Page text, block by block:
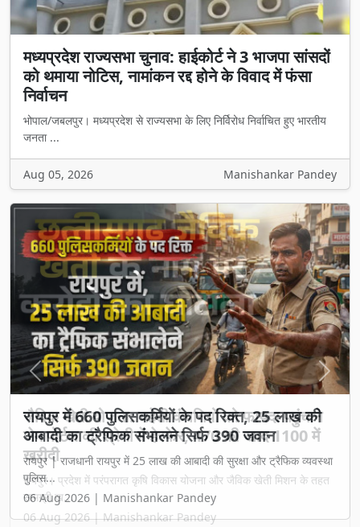
मध्यप्रदेश राज्यसभा चुनाव: हाईकोर्ट ने 3 भाजपा सांसदों
को थमाया नोटिस, नामांकन रद्द होने के विवाद में फंसा
निर्वाचन
भोपाल/जबलपुर। मध्यप्रदेश से राज्यसभा के लिए निर्विरोध निर्वाचित हुए भारतीय
जनता ...
Aug 05, 2026 Manishankar Pandey
जैविक खेती योजना: चहेती कंपनियों को फायदा पहुंचाने
जेम पोर्टल की श्रेणी में हेरफेर, 470 की खाद 1100 में
खरीदी
रायपुर। प्रदेश में परंपरागत कृषि विकास योजना और जैविक खेती मिशन के तहत
सामग्री ख...
06 Aug 2026 | Manishankar Pandey
Previous Next